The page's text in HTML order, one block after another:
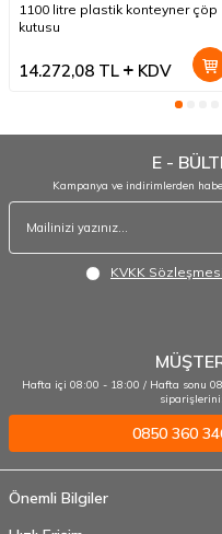
1100 litre plastik konteyner çöp
kutusu
14.272,08 TL KDV
E -
Kampanya ve indirimlerden
KVKK
Hafta içi 08:00 - 18:00 / Hafta sonu
0850 360
Önemli Bilgiler